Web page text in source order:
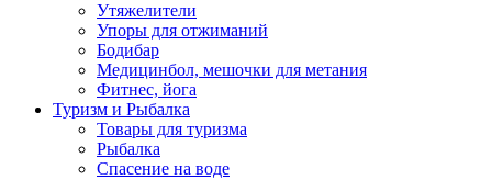
Утяжелители
Упоры для отжиманий
Бодибар
Медицинбол, мешочки для метания
Фитнес, йога
Туризм и Рыбалка
Товары для туризма
Рыбалка
Спасение на воде